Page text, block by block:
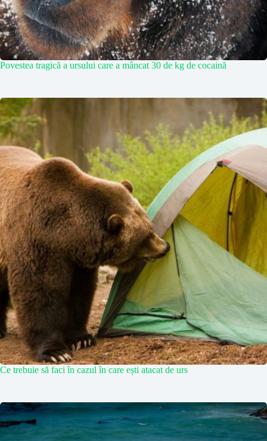
Povestea tragică a ursului care a mâncat 30 de kg de cocaină
Ce trebuie să faci în cazul în care ești atacat de urs